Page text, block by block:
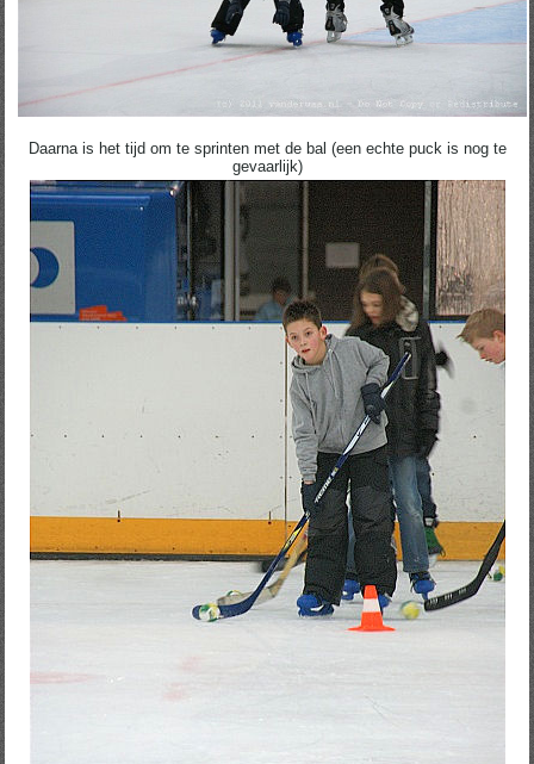
Daarna is het tijd om te sprinten met de bal (een echte puck is nog te
gevaarlijk)